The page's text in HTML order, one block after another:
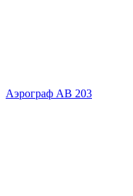
Аэрограф АВ 203